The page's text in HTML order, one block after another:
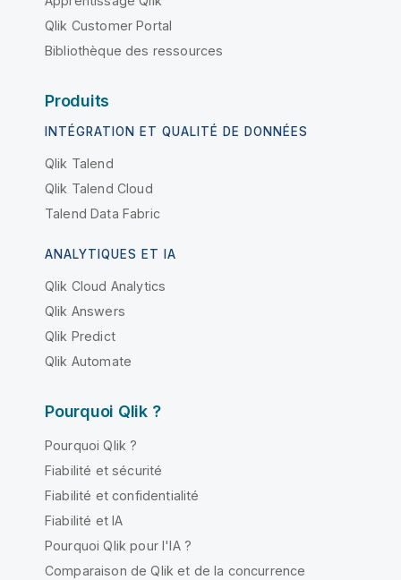
Qlik Customer Portal
Bibliothèque des ressources
Produits
INTÉGRATION ET QUALITÉ DE DONNÉES
Qlik Talend
Qlik Talend Cloud
Talend Data Fabric
ANALYTIQUES ET IA
Qlik Cloud Analytics
Qlik Answers
Qlik Predict
Qlik Automate
Pourquoi Qlik ?
Pourquoi Qlik ?
Fiabilité et sécurité
Fiabilité et confidentialité
Fiabilité et IA
Pourquoi Qlik pour l'IA ?
Comparaison de Qlik et de la concurrence